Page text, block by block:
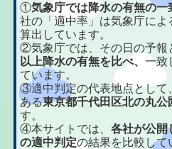
①気象庁では降水の有無の
社の「適中率」は気象庁によ
算出しています。
②気象庁では、その日の予報
以上降水の有無を比べ、一致
ています。
③適中判定の代表地点として
ある東京都千代田区北の丸公
す。
④本サイトでは、各社が公開
の適中判定の結果を比較して